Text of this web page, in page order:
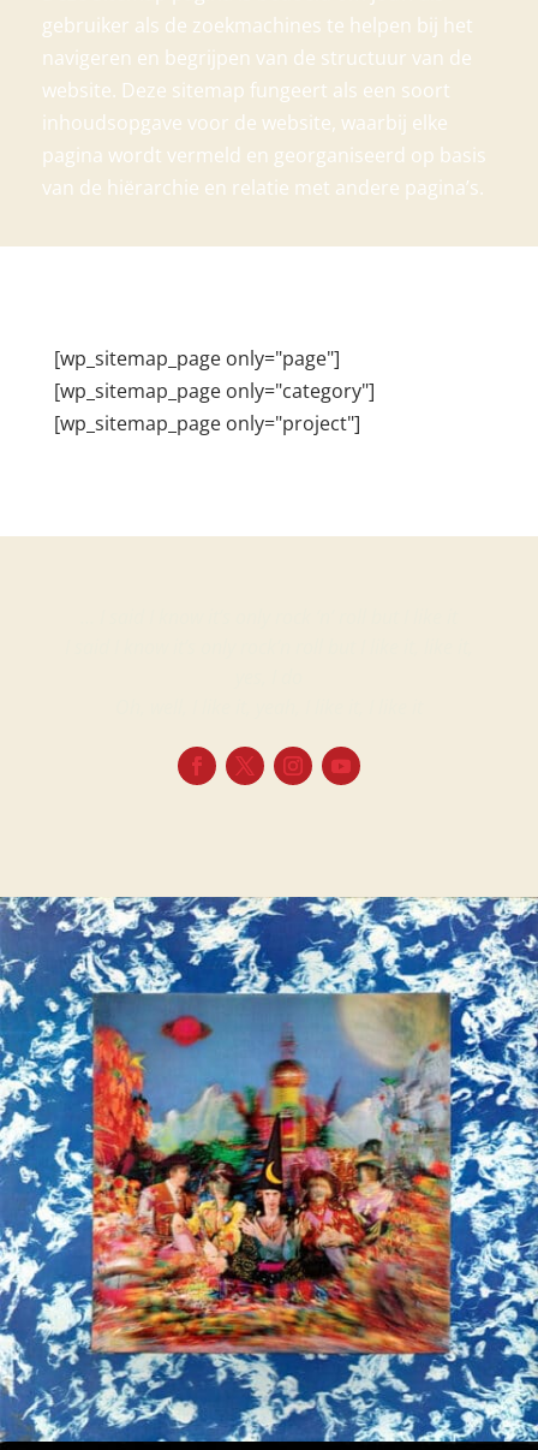
gebruiker als de zoekmachines te helpen bij het
navigeren en begrijpen van de structuur van de
website. Deze sitemap fungeert als een soort
inhoudsopgave voor de website, waarbij elke
pagina wordt vermeld en georganiseerd op basis
van de hiërarchie en relatie met andere pagina’s.
[wp_sitemap_page only="page"]
[wp_sitemap_page only="category"]
[wp_sitemap_page only="project"]